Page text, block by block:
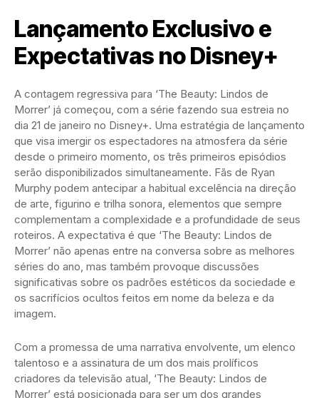
Lançamento Exclusivo e
Expectativas no Disney+
A contagem regressiva para ‘The Beauty: Lindos de
Morrer’ já começou, com a série fazendo sua estreia no
dia 21 de janeiro no Disney+. Uma estratégia de lançamento
que visa imergir os espectadores na atmosfera da série
desde o primeiro momento, os três primeiros episódios
serão disponibilizados simultaneamente. Fãs de Ryan
Murphy podem antecipar a habitual excelência na direção
de arte, figurino e trilha sonora, elementos que sempre
complementam a complexidade e a profundidade de seus
roteiros. A expectativa é que ‘The Beauty: Lindos de
Morrer’ não apenas entre na conversa sobre as melhores
séries do ano, mas também provoque discussões
significativas sobre os padrões estéticos da sociedade e
os sacrifícios ocultos feitos em nome da beleza e da
imagem.
Com a promessa de uma narrativa envolvente, um elenco
talentoso e a assinatura de um dos mais prolíficos
criadores da televisão atual, ‘The Beauty: Lindos de
Morrer’ está posicionada para ser um dos grandes